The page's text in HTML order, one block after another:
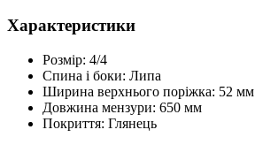
Характеристики
Розмір: 4/4
Спина і боки: Липа
Ширина верхнього поріжка: 52 мм
Довжина мензури: 650 мм
Покриття: Глянець